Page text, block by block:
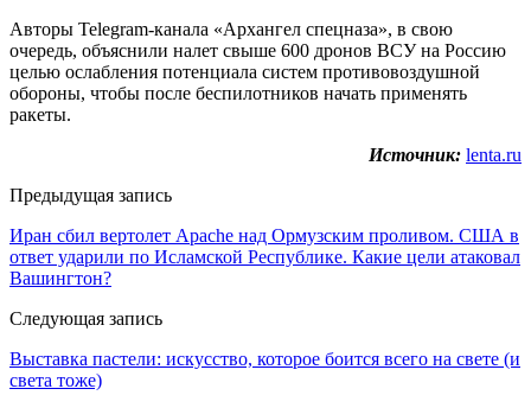
Авторы Telegram-канала «Архангел спецназа», в свою
очередь, объяснили налет свыше 600 дронов ВСУ на Россию
целью ослабления потенциала систем противовоздушной
обороны, чтобы после беспилотников начать применять
ракеты.
Источник: lenta.ru
Предыдущая запись
Иран сбил вертолет Apache над Ормузским проливом. США в
ответ ударили по Исламской Республике. Какие цели атаковал
Вашингтон?
Следующая запись
Выставка пастели: искусство, которое боится всего на свете (и
света тоже)